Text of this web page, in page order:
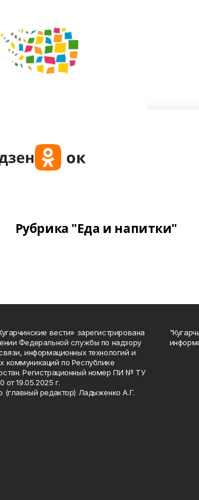
Рубрика "Еда и напитки"
вести» зарегистрирована
Федеральной службы по надзору
информационных технологий и
коммуникаций по Республике
Регистрационный номер ПИ № ТУ
от 19.05.2025 г.
(главный редактор) Ладыженко А.Г.